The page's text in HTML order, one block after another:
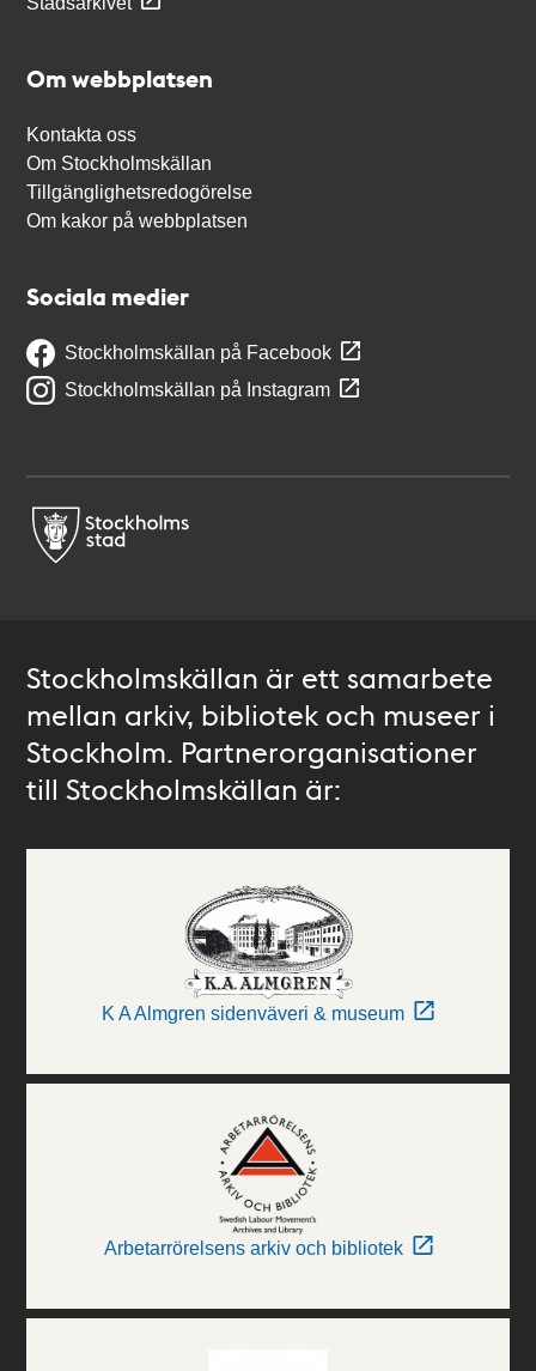
Om webbplatsen
Kontakta oss
Om Stockholmskällan
Tillgänglighetsredogörelse
Om kakor på webbplatsen
Sociala medier
Stockholmskällan på Facebook
Stockholmskällan på Instagram
Stockholmskällan är ett samarbete
mellan arkiv, bibliotek och museer i
Stockholm. Partnerorganisationer
till Stockholmskällan är:
K A Almgren sidenväveri & museum
Arbetarrörelsens arkiv och bibliotek